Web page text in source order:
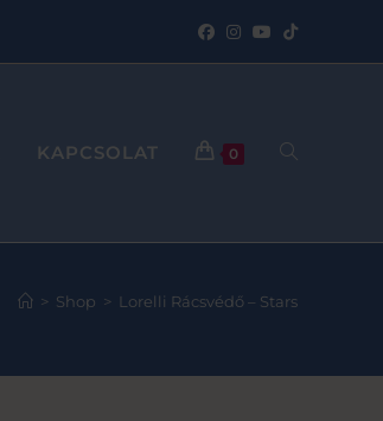
KAPCSOLAT 0
> Shop > Lorelli Rácsvédő – Stars